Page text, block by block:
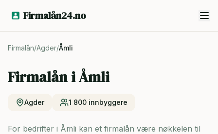
Firmalån24.no
Firmalån/Agder/Åmli
Firmalån iÅmli
Agder 1 800 innbyggere
For bedrifter i Åmli kan et firmalån være nøkkelen til